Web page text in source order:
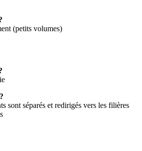
(petits volumes)
sont séparés et redirigés vers les filières